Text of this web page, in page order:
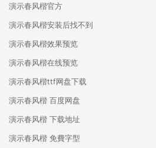
演示春风楷官方
演示春风楷安装后找不到
演示春风楷效果预览
演示春风楷在线预览
演示春风楷ttf网盘下载
演示春风楷 百度网盘
演示春风楷 下载地址
演示春风楷 免費字型